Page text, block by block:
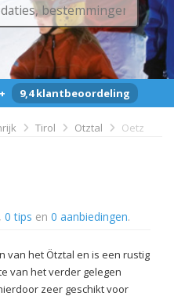
+ 9,4 klantbeoordeling
Tirol Otztal Oetz
, 0 tips en 0 aanbiedingen.
van het Ötztal en is een rustig
van het verder gelegen
zeer geschikt voor